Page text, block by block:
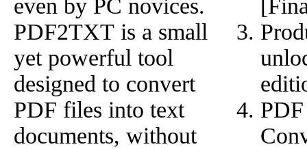
even by PC novices.
PDF2TXT is a small
yet powerful tool
designed to convert
PDF files into text
documents, without